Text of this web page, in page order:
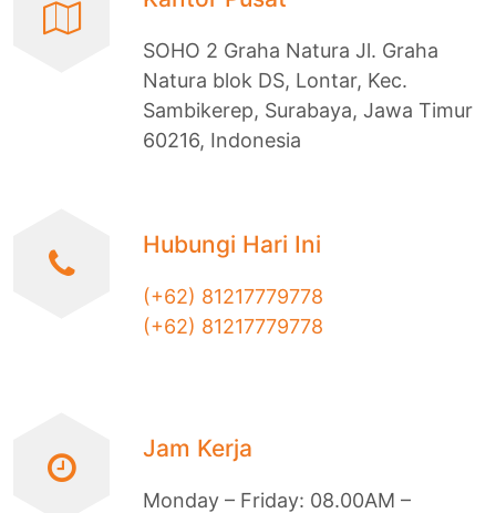
SOHO 2 Graha Natura Jl. Graha
Natura blok DS, Lontar, Kec.
Sambikerep, Surabaya, Jawa Timur
60216, Indonesia
Hubungi Hari Ini
(+62) 81217779778
(+62) 81217779778
Jam Kerja
Monday – Friday: 08.00AM –